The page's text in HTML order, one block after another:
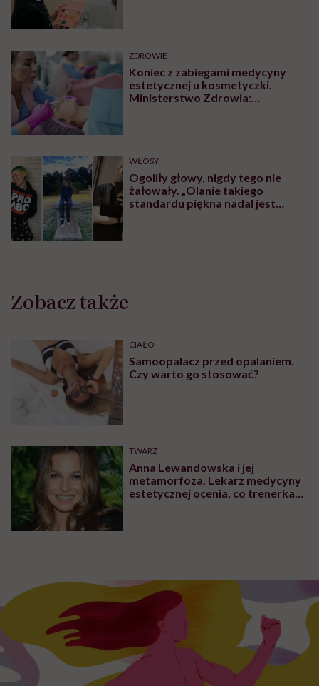
ZDROWIE
Koniec z zabiegami medycyny
estetycznej u kosmetyczki.
Ministerstwo Zdrowia:
WŁOSY
Ogoliły głowy, nigdy tego nie
żałowały. „Olanie takiego
standardu piękna nadal jest
Zobacz także
CIAŁO
Samoopalacz przed opalaniem.
Czy warto go stosować?
TWARZ
Anna Lewandowska i jej
metamorfoza. Lekarz medycyny
estetycznej ocenia, co trenerka